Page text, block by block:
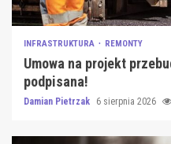
INFRASTRUKTURA REMONTY
Umowa na projekt
podpisana!
Damian Pietrzak 6 sierpnia 2026